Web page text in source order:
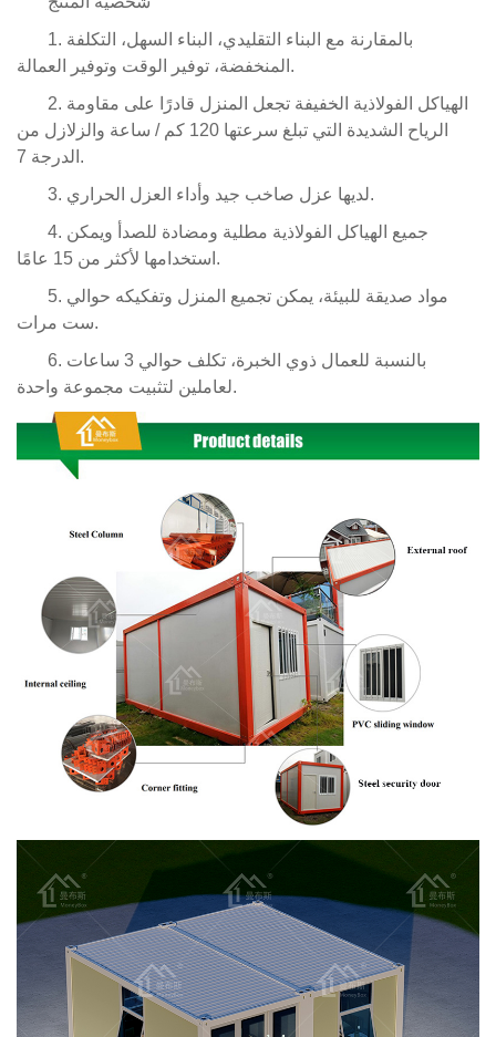
1. بالمقارنة مع البناء التقليدي، البناء السهل، التكلفة
المنخفضة، توفير الوقت وتوفير العمالة.
2. الهياكل الفولاذية الخفيفة تجعل المنزل قادرًا على مقاومة
الرياح الشديدة التي تبلغ سرعتها 120 كم / ساعة والزلازل من
الدرجة 7.
3. لديها عزل صاخب جيد وأداء العزل الحراري.
4. جميع الهياكل الفولاذية مطلية ومضادة للصدأ ويمكن
استخدامها لأكثر من 15 عامًا.
5. مواد صديقة للبيئة، يمكن تجميع المنزل وتفكيكه حوالي
ست مرات.
6. بالنسبة للعمال ذوي الخبرة، تكلف حوالي 3 ساعات
لعاملين لتثبيت مجموعة واحدة.